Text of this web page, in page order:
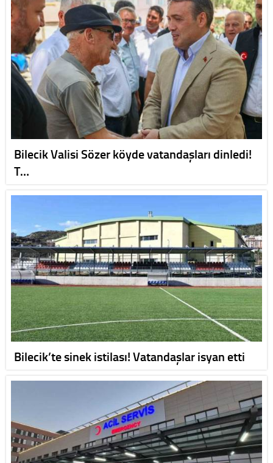
Bilecik Valisi Sözer köyde vatandaşları dinledi!
T…
Bilecik’te sinek istilası! Vatandaşlar isyan etti